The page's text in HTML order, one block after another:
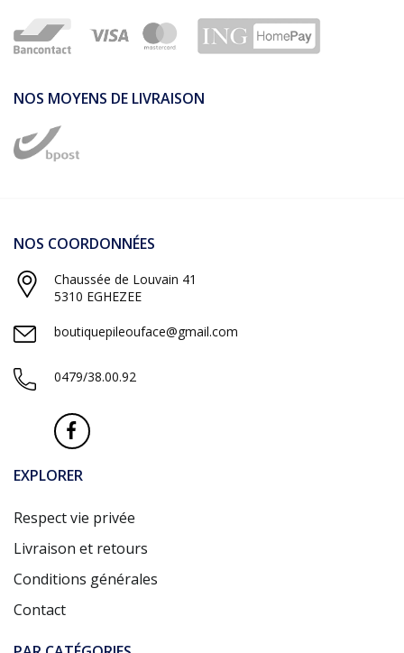
NOS MOYENS DE LIVRAISON
NOS COORDONNÉES
Chaussée de Louvain 41
5310 EGHEZEE
boutiquepileouface@gmail.com
0479/38.00.92
EXPLORER
Respect vie privée
Livraison et retours
Conditions générales
Contact